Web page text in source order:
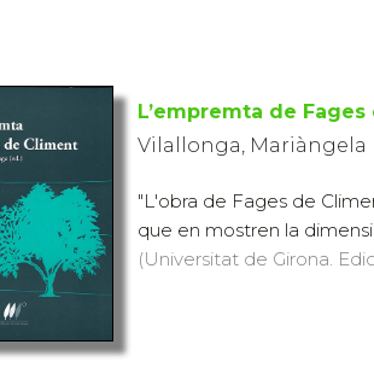
L’empremta de
Vilallonga, Mariàngela
"L'obra de Fages de
que en mostren la
(Universitat de Girona.